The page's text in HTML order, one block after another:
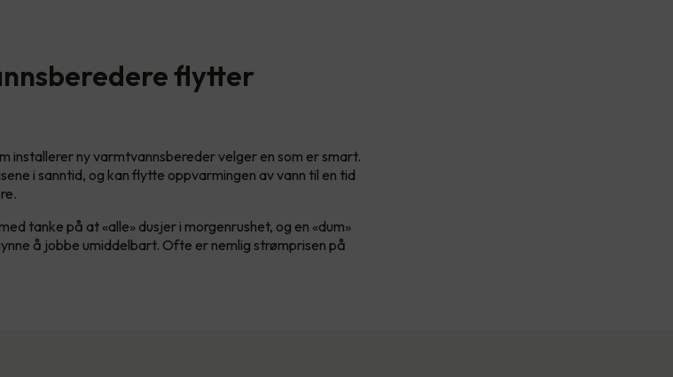
flytter
installerer ny varmtvannsbereder velger en som er smart.
i sanntid, og kan flytte oppvarmingen av vann til en tid
tanke på at «alle» dusjer i morgenrushet, og en «dum»
å jobbe umiddelbart. Ofte er nemlig strømprisen på